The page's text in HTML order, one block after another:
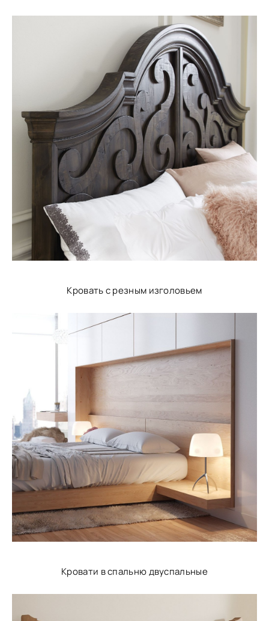
Кровать с резным изголовьем
Кровати в спальню двуспальные